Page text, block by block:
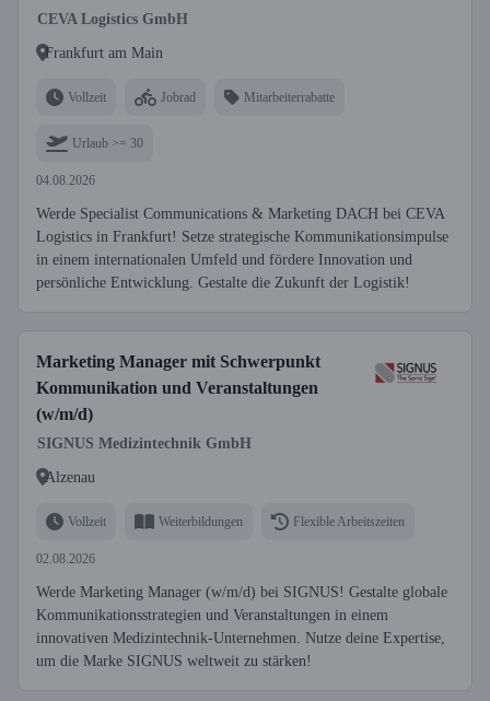
CEVA Logistics GmbH
Frankfurt am Main
Vollzeit Jobrad Mitarbeiterrabatte
Urlaub >= 30
04.08.2026
Werde Specialist Communications & Marketing DACH bei CEVA
Logistics in Frankfurt! Setze strategische Kommunikationsimpulse
in einem internationalen Umfeld und fördere Innovation und
persönliche Entwicklung. Gestalte die Zukunft der Logistik!
Marketing Manager mit Schwerpunkt
Kommunikation und Veranstaltungen
(w/m/d)
SIGNUS Medizintechnik GmbH
Alzenau
Vollzeit Weiterbildungen Flexible Arbeitszeiten
02.08.2026
Werde Marketing Manager (w/m/d) bei SIGNUS! Gestalte globale
Kommunikationsstrategien und Veranstaltungen in einem
innovativen Medizintechnik-Unternehmen. Nutze deine Expertise,
um die Marke SIGNUS weltweit zu stärken!